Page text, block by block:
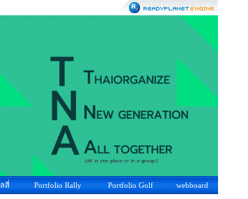
ลี่ Portfolio Rally Portfolio Golf webboard